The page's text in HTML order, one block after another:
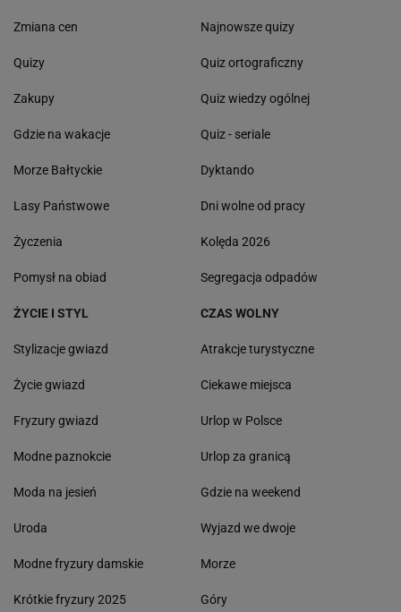
Zmiana cen
Quizy
Zakupy
Gdzie na wakacje
Morze Bałtyckie
Lasy Państwowe
Życzenia
Pomysł na obiad
Najnowsze quizy
Quiz ortograficzny
Quiz wiedzy ogólnej
Quiz - seriale
Dyktando
Dni wolne od pracy
Kolęda 2026
Segregacja odpadów
ŻYCIE I STYL
Stylizacje gwiazd
Życie gwiazd
Fryzury gwiazd
Modne paznokcie
Moda na jesień
Uroda
Modne fryzury damskie
Krótkie fryzury 2025
CZAS WOLNY
Atrakcje turystyczne
Ciekawe miejsca
Urlop w Polsce
Urlop za granicą
Gdzie na weekend
Wyjazd we dwoje
Morze
Góry